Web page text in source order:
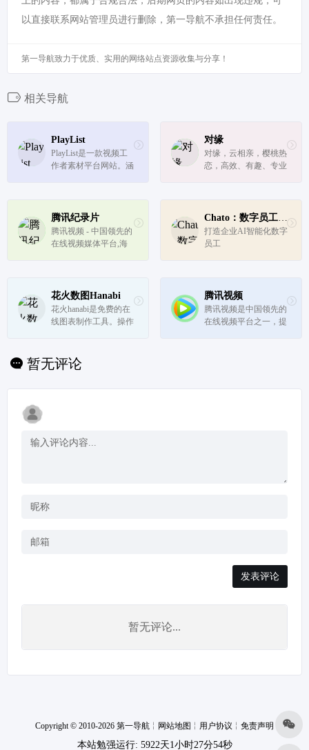
以直接联系网站管理员进行删除，第一导航不承担任何责任。
第一导航致力于优质、实用的网络站点资源收集与分享！
相关导航
PlayList
PlayList是一款视频工
作者素材平台网站。涵
工作者的素材需求。海
量库存资源，覆盖多数
业务场景，每次下载均
对缘
对缘，云相亲，樱桃热
恋，高效、有趣、专业
视频相亲求姻缘，姑娘
有意回信来！ 这里有
专业且平易近人的红娘
腾讯纪录片
腾讯视频 - 中国领先的
在线视频媒体平台,海
Chato：数字员工_智能客服
打造企业AI智能化数字
员工
花火数图Hanabi
花火hanabi是免费的在
线图表制作工具。操作
将枯燥的数据转化成易
懂的图表，为数据和信
腾讯视频
腾讯视频是中国领先的
在线视频平台之一，提
暂无评论
发表评论
暂无评论...
Copyright © 2010-2026 第一导航 ╎ 网站地图 ╎ 用户协议 ╎ 免责声明
本站勉强运行: 5922天1小时27分54秒